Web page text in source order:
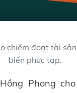
chiếm đoạt tài
biến phức tạp.
Phong